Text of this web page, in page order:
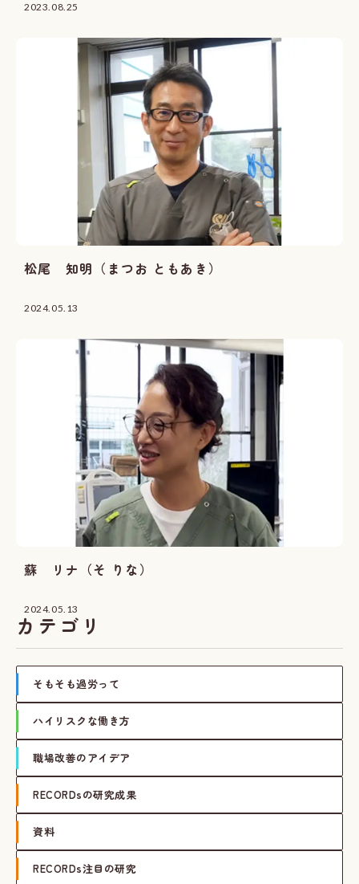
2023.08.25
松尾 知明（まつお ともあき）
2024.05.13
蘇 リナ（そ りな）
2024.05.13
カテゴリ
そもそも過労って
ハイリスクな働き方
職場改善のアイデア
RECORDsの研究成果
資料
RECORDs注目の研究